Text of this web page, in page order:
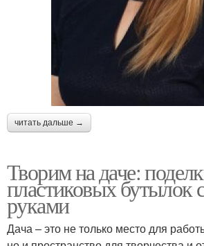
читать дальше →
Творим на даче:
пластиковых бутылок
руками
Дача – это не только место для